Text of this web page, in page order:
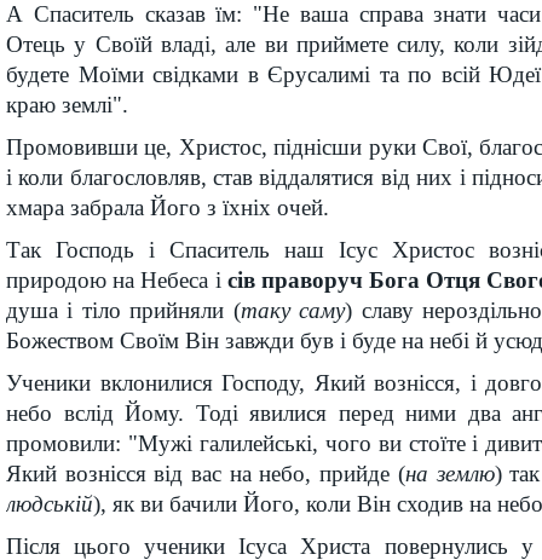
А Спаситель сказав їм: "Не ваша справа знати
Отець у Своїй владі, але ви приймете силу, коли
будете Моїми свідками в Єрусалимі та по всій Юдеї
краю землі".
Промовивши це, Христос, піднісши руки Свої,
і коли благословляв, став віддалятися від них і
хмара забрала Його з їхніх очей.
Так Господь і Спаситель наш Ісус Христос
природою на Небеса і сів праворуч Бога Отця
душа і тіло прийняли (таку саму) славу
Божеством Своїм Він завжди був і буде на небі й
Ученики вклонилися Господу, Який вознісся, і
небо вслід Йому. Тоді явилися перед ними два
промовили: "Мужі галилейські, чого ви стоїте і
Який вознісся від вас на небо, прийде (на землю)
людській), як ви бачили Його, коли Він сходив на
Після цього ученики Ісуса Христа повернулись